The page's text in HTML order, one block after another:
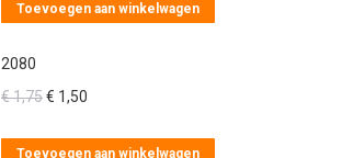
Toevoegen aan winkelwagen
2080
€1,75Oorspronkelijke
was:
€ 1,50
is:
Toevoegen aan winkelwagen